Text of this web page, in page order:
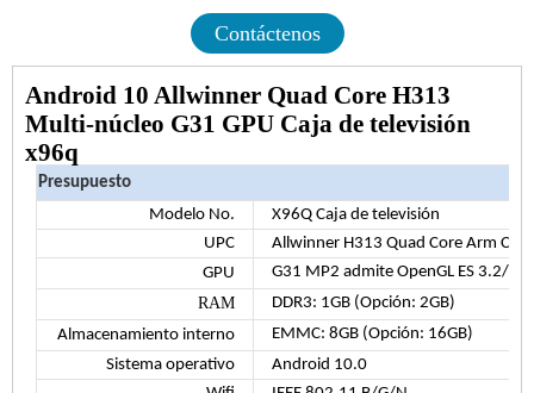
Contáctenos
Android 10 Allwinner Quad Core H313
Multi-núcleo G31 GPU Caja de televisión
x96q
Presupuesto
Modelo No.
X96Q Caja de televisión
UPC
Allwinner H313 Quad Core Arm
GPU
G31 MP2 admite OpenGL ES 3.2/
RAM
DDR3: 1GB (Opción: 2GB)
Almacenamiento interno
EMMC: 8GB (Opción: 16GB)
Sistema operativo
Android 10.0